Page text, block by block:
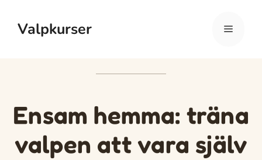
Valpkurser Meny
Ensam hemma: träna
valpen att vara själv